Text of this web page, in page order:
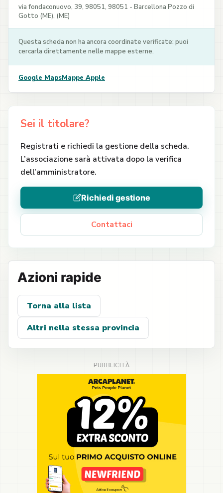
via fondaconuovo, 39, 98051, 98051 - Barcellona Pozzo di
Gotto (ME), (ME)
Questa scheda non ha ancora coordinate verificate: puoi
cercarla direttamente nelle mappe esterne.
Google MapsMappe Apple
Sei il titolare?
Registrati e richiedi la gestione della scheda.
L’associazione sarà attivata dopo la verifica
dell’amministratore.
Richiedi gestione
Contattaci
Azioni rapide
Torna alla lista
Altri nella stessa provincia